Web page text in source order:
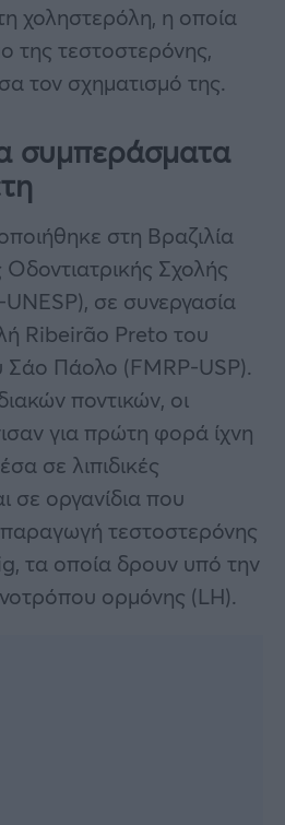
χοληστερόλη, η οποία
της τεστοστερόνης,
τον σχηματισμό της.
συμπεράσματα
στη Βραζιλία
Σχολής
σε συνεργασία
Ribeirão Preto του
Σάο Πάολο (FMRP-USP).
ποντικών, οι
για πρώτη φορά ίχνη
σε λιπιδικές
σε οργανίδια που
παραγωγή τεστοστερόνης
τα οποία δρουν υπό την
ορμόνης (LH).